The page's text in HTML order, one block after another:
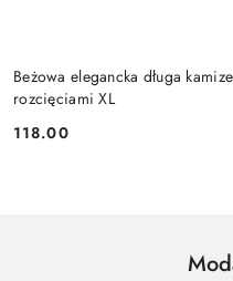
Beżowa elegancka długa
rozcięciami XL
Cena:
118.00